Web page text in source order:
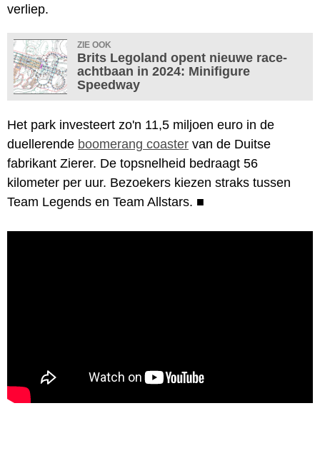
verliep.
ZIE OOK
Brits Legoland opent nieuwe race-
achtbaan in 2024: Minifigure
Speedway
Het park investeert zo'n 11,5 miljoen euro in de
duellerende boomerang coaster van de Duitse
fabrikant Zierer. De topsnelheid bedraagt 56
kilometer per uur. Bezoekers kiezen straks tussen
Team Legends en Team Allstars. ■